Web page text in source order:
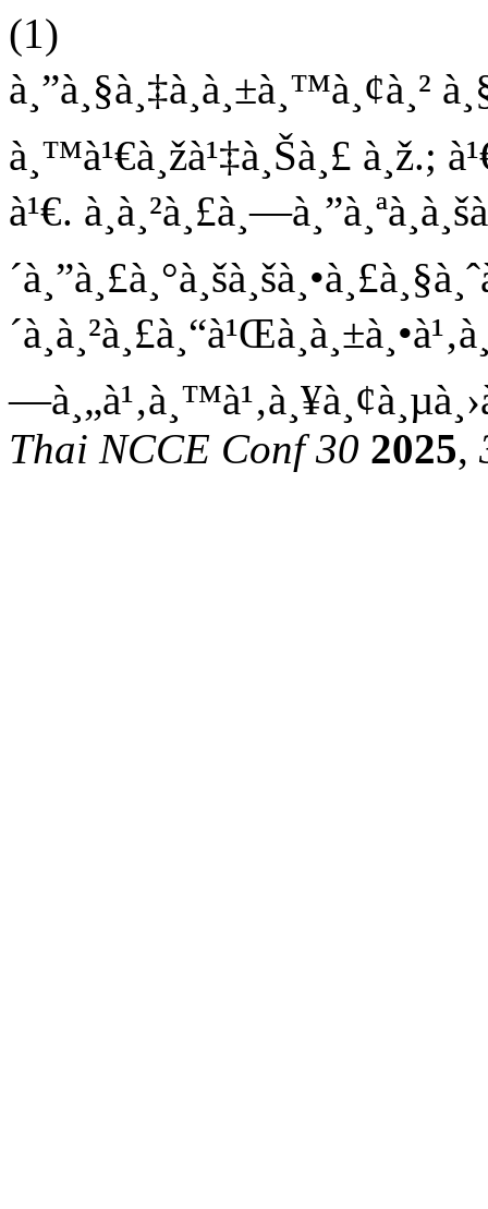
(1)
à¸”à¸§à¸‡à¸à¸±à¸™à¸¢à¸²
à¸™à¹€à¸žà¹‡à¸Šà¸£ à¸ž.;
à¹€.
Thai NCCE Conf 30 2025,